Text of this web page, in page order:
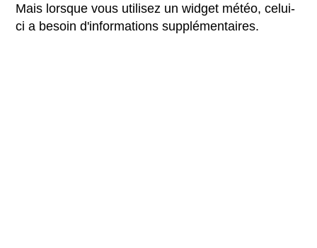
Mais lorsque vous utilisez un widget météo, celui-
ci a besoin d'informations supplémentaires.